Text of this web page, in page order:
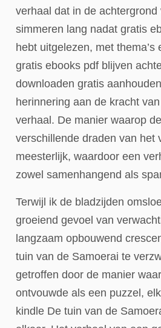
verhaal dat in de
simmeren lang nadat gratis
hebt uitgelezen, met thema’s
gratis ebooks pdf blijven
downloaden gratis
herinnering aan de kracht
verhaal. De manier waarop
verschillende draden van het
meesterlijk, waardoor een
zowel samenhangend als
Terwijl ik de bladzijden
groeiend gevoel van
langzaam opbouwend
tuin van de Samoerai te
getroffen door de manier
ontvouwde als een puzzel,
kindle De tuin van de